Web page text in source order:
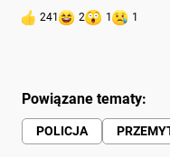
241 2 1 1
Powiązane tematy:
POLICJA